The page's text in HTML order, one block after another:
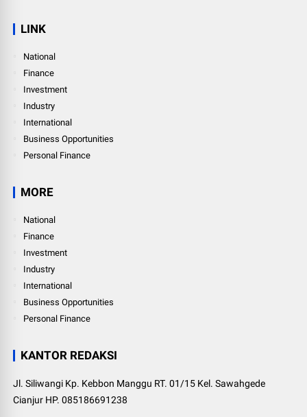
LINK
National
Finance
Investment
Industry
International
Business Opportunities
Personal Finance
MORE
National
Finance
Investment
Industry
International
Business Opportunities
Personal Finance
KANTOR REDAKSI
Jl. Siliwangi Kp. Kebbon Manggu RT. 01/15 Kel. Sawahgede
Cianjur HP. 085186691238